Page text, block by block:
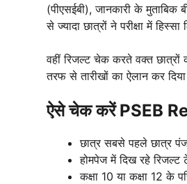
(पीएसईबी), जानकारी के मुताबिक
से ज्यादा छात्रों ने परीक्षा में
वहीं रिजल्ट चेक करते वक्त छात्रों
तरफ से तारीखों का ऐलान कर
ऐसे चेक करें PSEB
छात्र सबसे पहले छात्र
होमपेज में दिख रहे
कक्षा 10 या कक्षा 12 के